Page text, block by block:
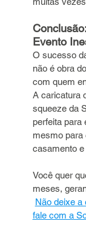
Evento
O sucesso
não é obra
com quem
A caricatura
squeeze da
perfeita para
mesmo para
casamento e
Você quer
meses,
Não deixe a
fale com a